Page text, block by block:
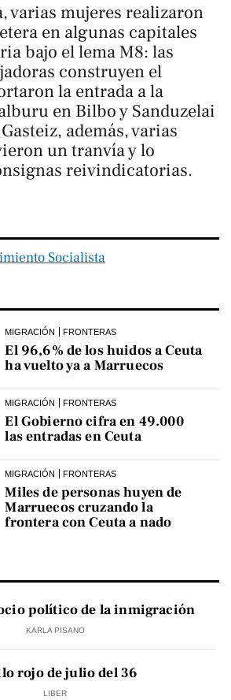
varias mujeres realizaron
en algunas capitales
bajo el lemaM8: las
construyen el
la entrada a la
en Bilbo y Sanduzelai
además, varias
un tranvía y lo
reivindicatorias.
Socialista
MIGRACIÓN FRONTERAS
El 96,6% de los huidos a Ceuta
ha vuelto ya a Marruecos
MIGRACIÓN FRONTERAS
El Gobierno cifra en 49.000
las entradas en Ceuta
MIGRACIÓN FRONTERAS
Miles de personas huyen de
Marruecos cruzando la
frontera con Ceuta a nado
político de la inmigración
KARLA PISANO
rojo de julio del 36
LIBER